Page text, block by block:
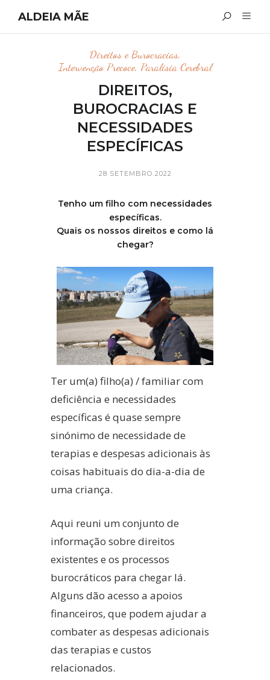
ALDEIA MÃE
Direitos e Burocracias,
Intervenção Precoce, Paralisia Cerebral
DIREITOS,
BUROCRACIAS E
NECESSIDADES
ESPECÍFICAS
28 SETEMBRO 2022
Tenho um filho com necessidades
específicas.
Quais os nossos direitos e como lá
chegar?
Ter um(a) filho(a) / familiar com
deficiência e necessidades
específicas é quase sempre
sinónimo de necessidade de
terapias e despesas adicionais às
coisas habituais do dia-a-dia de
uma criança.
Aqui reuni um conjunto de
informação sobre direitos
existentes e os processos
burocráticos para chegar lá.
Alguns dão acesso a apoios
financeiros, que podem ajudar a
combater as despesas adicionais
das terapias e custos
relacionados.